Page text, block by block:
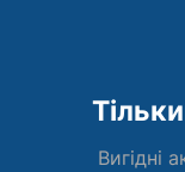
Вигідні